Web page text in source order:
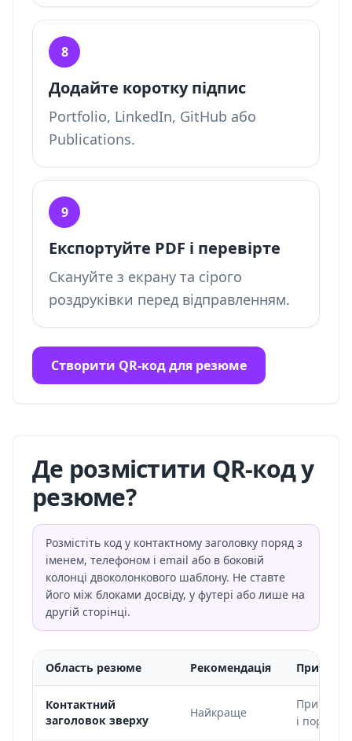
8
Додайте коротку підпис
Portfolio, LinkedIn, GitHub або
Publications.
9
Експортуйте PDF і перевірте
Скануйте з екрану та сірого
роздруківки перед відправленням.
Створити QR-код для резюме
Де розмістити QR-код у
резюме?
Розмістіть код у контактному заголовку поряд з
іменем, телефоном і email або в боковій
колонці двоколонкового шаблону. Не ставте
його між блоками досвіду, у футері або лише на
другій сторінці.
Область резюме Рекомендація Примітки
Контактний
заголовок зверху
Найкраще
і